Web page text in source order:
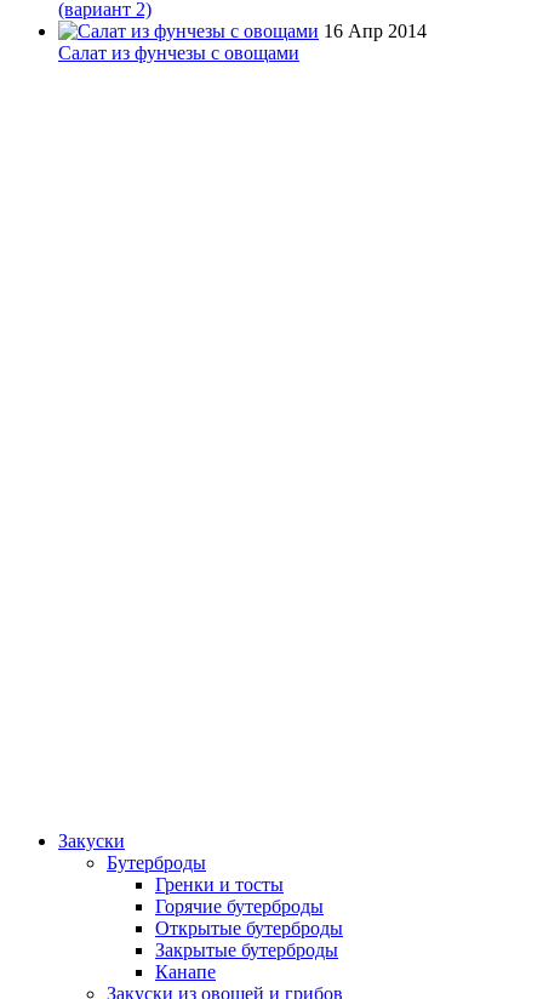
(вариант 2)
16 Апр 2014
Салат из фунчезы с овощами
Закуски
Бутерброды
Гренки и тосты
Горячие бутерброды
Открытые бутерброды
Закрытые бутерброды
Канапе
Закуски из овощей и грибов